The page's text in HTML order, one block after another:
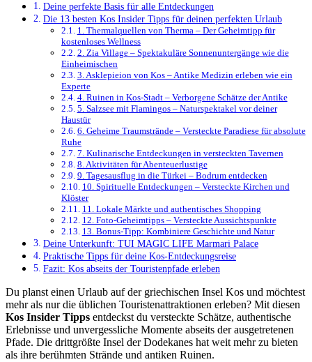
Deine perfekte Basis für alle Entdeckungen
Die 13 besten Kos Insider Tipps für deinen perfekten Urlaub
1. Thermalquellen von Therma – Der Geheimtipp für
kostenloses Wellness
2. Zia Village – Spektakuläre Sonnenuntergänge wie die
Einheimischen
3. Asklepieion von Kos – Antike Medizin erleben wie ein
Experte
4. Ruinen in Kos-Stadt – Verborgene Schätze der Antike
5. Salzsee mit Flamingos – Naturspektakel vor deiner
Haustür
6. Geheime Traumstrände – Versteckte Paradiese für absolute
Ruhe
7. Kulinarische Entdeckungen in versteckten Tavernen
8. Aktivitäten für Abenteuerlustige
9. Tagesausflug in die Türkei – Bodrum entdecken
10. Spirituelle Entdeckungen – Versteckte Kirchen und
Klöster
11. Lokale Märkte und authentisches Shopping
12. Foto-Geheimtipps – Versteckte Aussichtspunkte
13. Bonus-Tipp: Kombiniere Geschichte und Natur
Deine Unterkunft: TUI MAGIC LIFE Marmari Palace
Praktische Tipps für deine Kos-Entdeckungsreise
Fazit: Kos abseits der Touristenpfade erleben
Du planst einen Urlaub auf der griechischen Insel Kos und möchtest
mehr als nur die üblichen Touristenattraktionen erleben? Mit diesen
Kos Insider Tipps entdeckst du versteckte Schätze, authentische
Erlebnisse und unvergessliche Momente abseits der ausgetretenen
Pfade. Die drittgrößte Insel der Dodekanes hat weit mehr zu bieten
als ihre berühmten Strände und antiken Ruinen.